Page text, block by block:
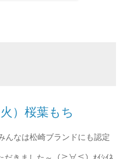
）桜葉もち
んなは松崎ブランドにも認定